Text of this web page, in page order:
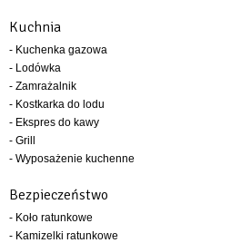
Kuchnia
- Kuchenka gazowa
- Lodówka
- Zamrażalnik
- Kostkarka do lodu
- Ekspres do kawy
- Grill
- Wyposażenie kuchenne
Bezpieczeństwo
- Koło ratunkowe
- Kamizelki ratunkowe